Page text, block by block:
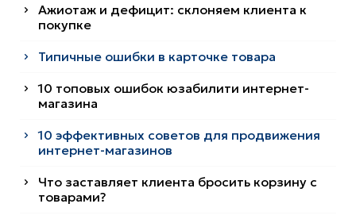
Ажиотаж и дефицит: склоняем клиента к
покупке
Типичные ошибки в карточке товара
10 топовых ошибок юзабилити интернет-
магазина
10 эффективных советов для продвижения
интернет-магазинов
Что заставляет клиента бросить корзину с
товарами?